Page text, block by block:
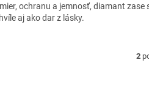
ochranu a jemnosť, diamant zase
aj ako dar z lásky.
2